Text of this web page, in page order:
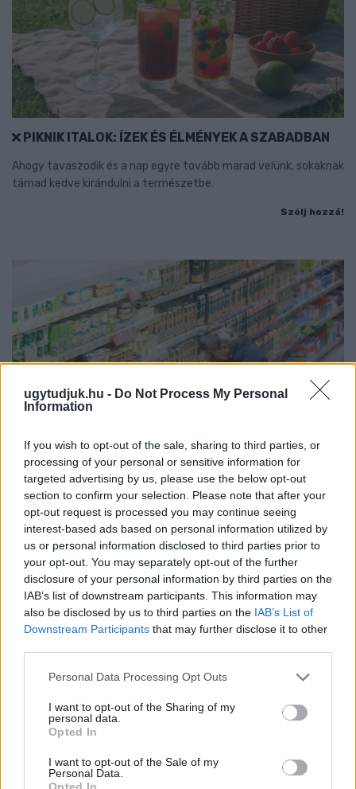
ugytudjuk.hu - Do Not Process My Personal
Information
If you wish to opt-out of the sale, sharing to third parties, or
processing of your personal or sensitive information for
targeted advertising by us, please use the below opt-out
section to confirm your selection. Please note that after your
opt-out request is processed you may continue seeing
interest-based ads based on personal information utilized by
us or personal information disclosed to third parties prior to
your opt-out. You may separately opt-out of the further
disclosure of your personal information by third parties on the
IAB’s list of downstream participants. This information may
also be disclosed by us to third parties on the IAB’s List of
Downstream Participants that may further disclose it to other
Please note that this website/app uses one or more Google
not limited to your visit or usage behaviour. You may click to
grant or deny consent to Google and its third-party tags to
use your data for below specified purposes in below Google
consent section.
Personal Data Processing Opt Outs
I want to opt-out of the Sharing of my
personal data.
Opted In
I want to opt-out of the Sale of my
Personal Data.
Opted In
PIKNIK ITALOK: ÍZEK ÉS ÉLMÉNYEK A SZABADBAN
Ahogy tavaszodik és a nap egyre tovább marad velünk, sokaknak
támad kedve kirándulni a természetbe.
Szólj hozzá!
ÖRÖMHÍR: TÍZ ÉVE NEM VOLT ILYEN ALACSONY AZ
INFLÁCIÓ MAGYARORSZÁGON
Júliusban mindössze 1,2 százalékkal emelkedtek éves
összevetésben a fogyasztói árak, miközben az élelmiszerek ára
már csökkent.
Szólj hozzá!